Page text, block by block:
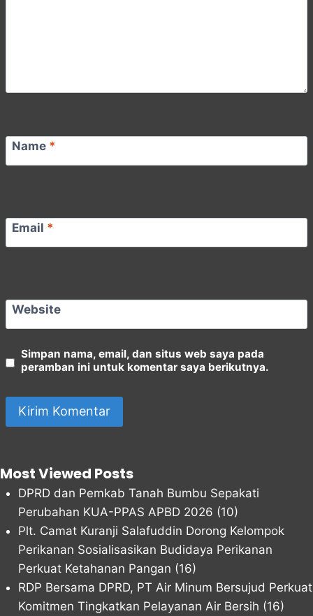
Name *
Email *
Website
Simpan nama, email, dan situs web saya pada
peramban ini untuk komentar saya berikutnya.
Most Viewed Posts
DPRD dan Pemkab Tanah Bumbu Sepakati
Perubahan KUA-PPAS APBD 2026 (10)
Plt. Camat Kuranji Salafuddin Dorong Kelompok
Perikanan Sosialisasikan Budidaya Perikanan
Perkuat Ketahanan Pangan (16)
RDP Bersama DPRD, PT Air Minum Bersujud Perkuat
Komitmen Tingkatkan Pelayanan Air Bersih (16)